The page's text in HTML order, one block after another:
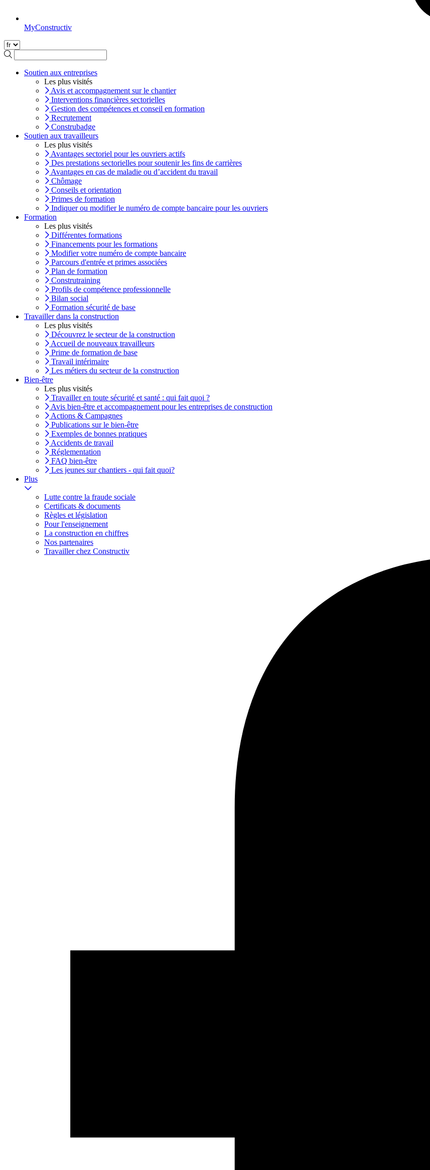
MyConstructiv
Soutien aux entreprises
Les plus visités
Avis et accompagnement sur le chantier
Interventions financières sectorielles
Gestion des compétences et conseil en formation
Recrutement
Construbadge
Soutien aux travailleurs
Les plus visités
Avantages sectoriel pour les ouvriers actifs
Des prestations sectorielles pour soutenir les fins de carrières
Avantages en cas de maladie ou d’accident du travail
Chômage
Conseils et orientation
Primes de formation
Indiquer ou modifier le numéro de compte bancaire pour les ouvriers
Formation
Les plus visités
Différentes formations
Financements pour les formations
Modifier votre numéro de compte bancaire
Parcours d'entrée et primes associées
Plan de formation
Construtraining
Profils de compétence professionnelle
Bilan social
Formation sécurité de base
Travailler dans la construction
Les plus visités
Découvrez le secteur de la construction
Accueil de nouveaux travailleurs
Prime de formation de base
Travail intérimaire
Les métiers du secteur de la construction
Bien-être
Les plus visités
Travailler en toute sécurité et santé : qui fait quoi ?
Avis bien-être et accompagnement pour les entreprises de construction
Actions & Campagnes
Publications sur le bien-être
Exemples de bonnes pratiques
Accidents de travail
Réglementation
FAQ bien-être
Les jeunes sur chantiers - qui fait quoi?
Plus
Lutte contre la fraude sociale
Certificats & documents
Règles et législation
Pour l'enseignement
La construction en chiffres
Nos partenaires
Travailler chez Constructiv